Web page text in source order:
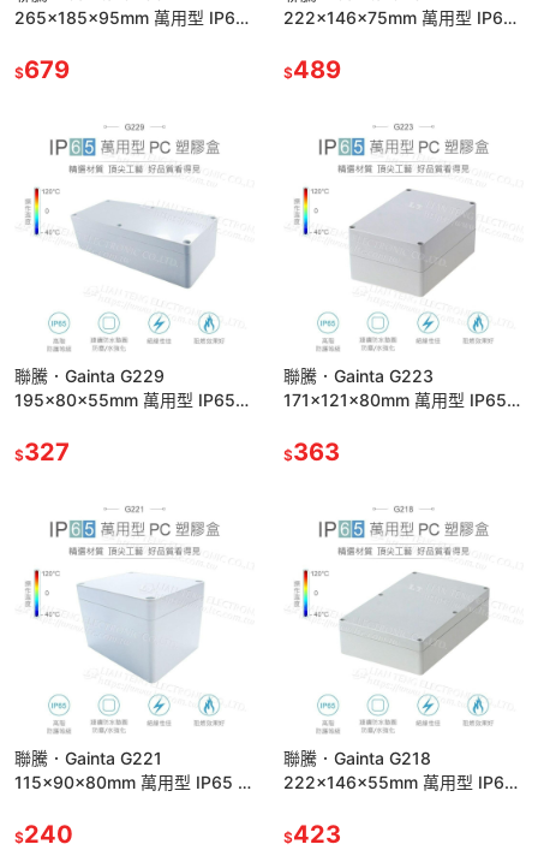
265x185x95mm 萬用型 IP65
制箱
$679
222x146x75mm 萬用型 IP65
制箱
$489
聯騰．Gainta G229
195x80x55mm 萬用型 IP65
制箱
$327
聯騰．Gainta G223
171x121x80mm 萬用型 IP65
制箱
$363
聯騰．Gainta G221
115x90x80mm 萬用型 IP65 防
箱
$240
聯騰．Gainta G218
222x146x55mm 萬用型 IP65
制箱
$423